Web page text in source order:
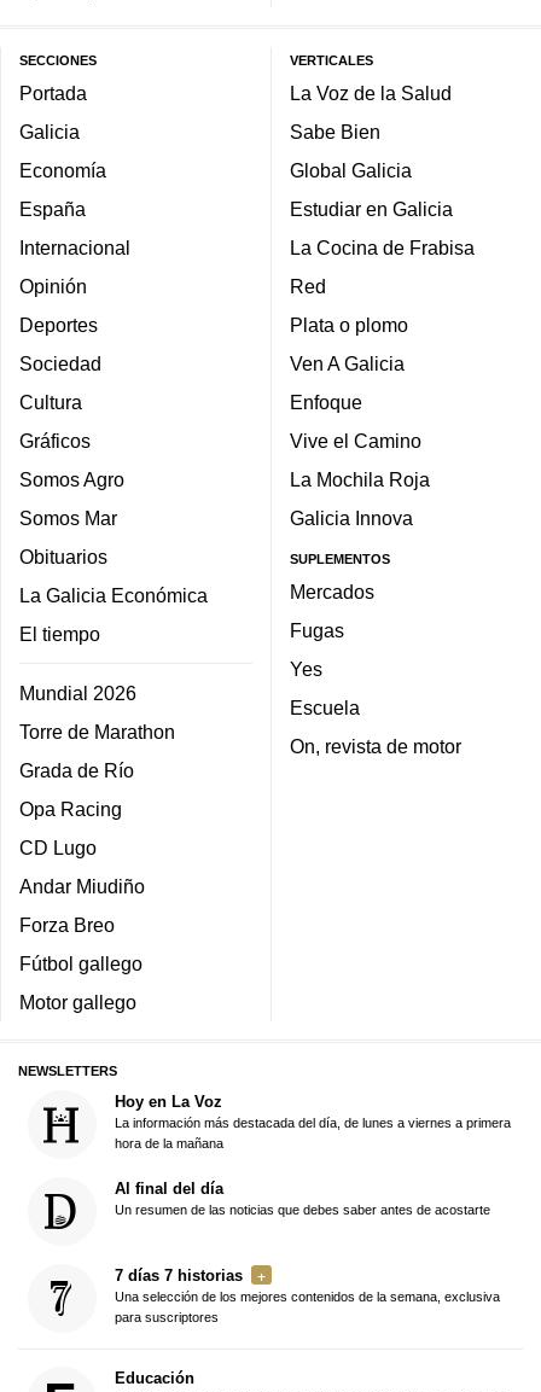
SECCIONES
Portada
Galicia
Economía
España
Internacional
Opinión
Deportes
Sociedad
Cultura
Gráficos
Somos Agro
Somos Mar
Obituarios
La Galicia Económica
El tiempo
Mundial 2026
Torre de Marathon
Grada de Río
Opa Racing
CD Lugo
Andar Miudiño
Forza Breo
Fútbol gallego
Motor gallego
VERTICALES
La Voz de la Salud
Sabe Bien
Global Galicia
Estudiar en Galicia
La Cocina de Frabisa
Red
Plata o plomo
Ven A Galicia
Enfoque
Vive el Camino
La Mochila Roja
Galicia Innova
SUPLEMENTOS
Mercados
Fugas
Yes
Escuela
On, revista de motor
NEWSLETTERS
Hoy en La Voz
La información más destacada del día, de lunes a viernes a primera
hora de la mañana
Al final del día
Un resumen de las noticias que debes saber antes de acostarte
7 días 7 historias
Una selección de los mejores contenidos de la semana, exclusiva
para suscriptores
Educación